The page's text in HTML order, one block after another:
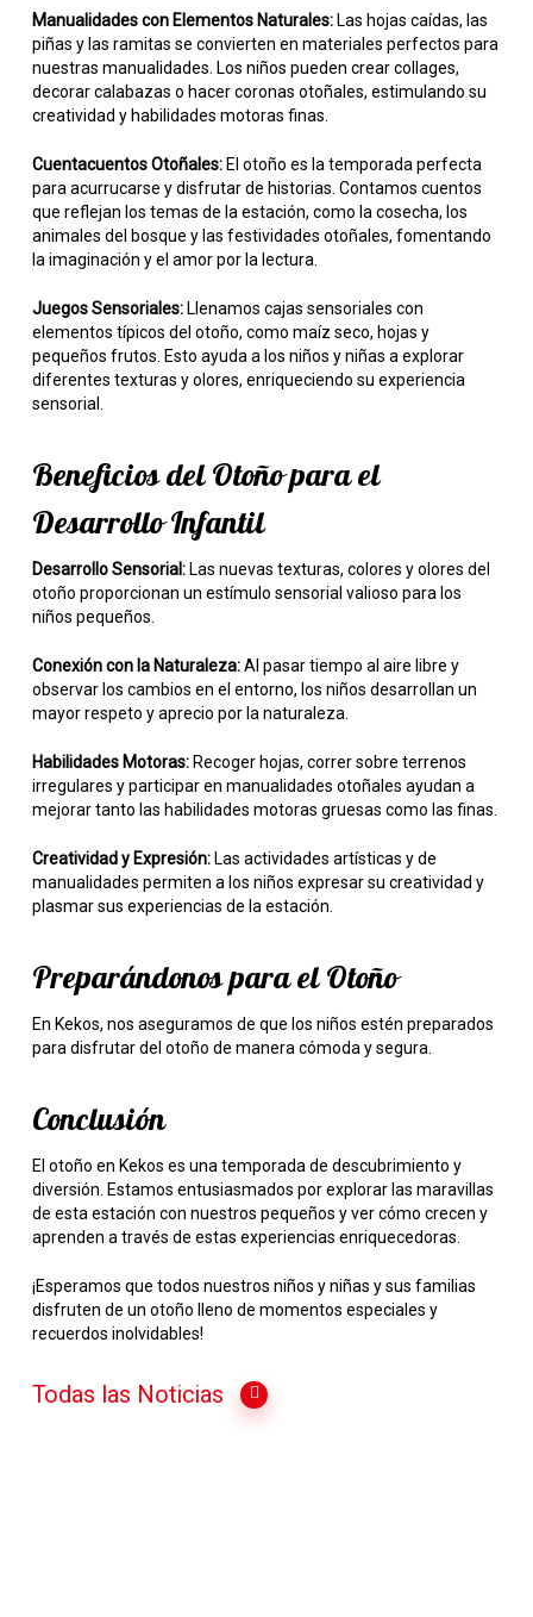
Manualidades con Elementos Naturales:Las hojas caídas, las
piñas y las ramitas se convierten en materiales perfectos para
nuestras manualidades. Los niños pueden crear collages,
decorar calabazas o hacer coronas otoñales, estimulando su
creatividad y habilidades motoras finas.
Cuentacuentos Otoñales:El otoño es la temporada perfecta
para acurrucarse y disfrutar de historias. Contamos cuentos
que reflejan los temas de la estación, como la cosecha, los
animales del bosque y las festividades otoñales, fomentando
la imaginación y el amor por la lectura.
Juegos Sensoriales:Llenamos cajas sensoriales con
elementos típicos del otoño, como maíz seco, hojas y
pequeños frutos. Esto ayuda a los niños y niñas a explorar
diferentes texturas y olores, enriqueciendo su experiencia
sensorial.
Beneficios del Otoño para el
Desarrollo Infantil
Desarrollo Sensorial:Las nuevas texturas, colores y olores del
otoño proporcionan un estímulo sensorial valioso para los
niños pequeños.
Conexión con la Naturaleza:Al pasar tiempo al aire libre y
observar los cambios en el entorno, los niños desarrollan un
mayor respeto y aprecio por la naturaleza.
Habilidades Motoras:Recoger hojas, correr sobre terrenos
irregulares y participar en manualidades otoñales ayudan a
mejorar tanto las habilidades motoras gruesas como las finas.
Creatividad y Expresión:Las actividades artísticas y de
manualidades permiten a los niños expresar su creatividad y
plasmar sus experiencias de la estación.
Preparándonos para el Otoño
En Kekos, nos aseguramos de que los niños estén preparados
para disfrutar del otoño de manera cómoda y segura.
Conclusión
El otoño en Kekos es una temporada de descubrimiento y
diversión. Estamos entusiasmados por explorar las maravillas
de esta estación con nuestros pequeños y ver cómo crecen y
aprenden a través de estas experiencias enriquecedoras.
¡Esperamos que todos nuestros niños y niñas y sus familias
disfruten de un otoño lleno de momentos especiales y
recuerdos inolvidables!
Todas las Noticias